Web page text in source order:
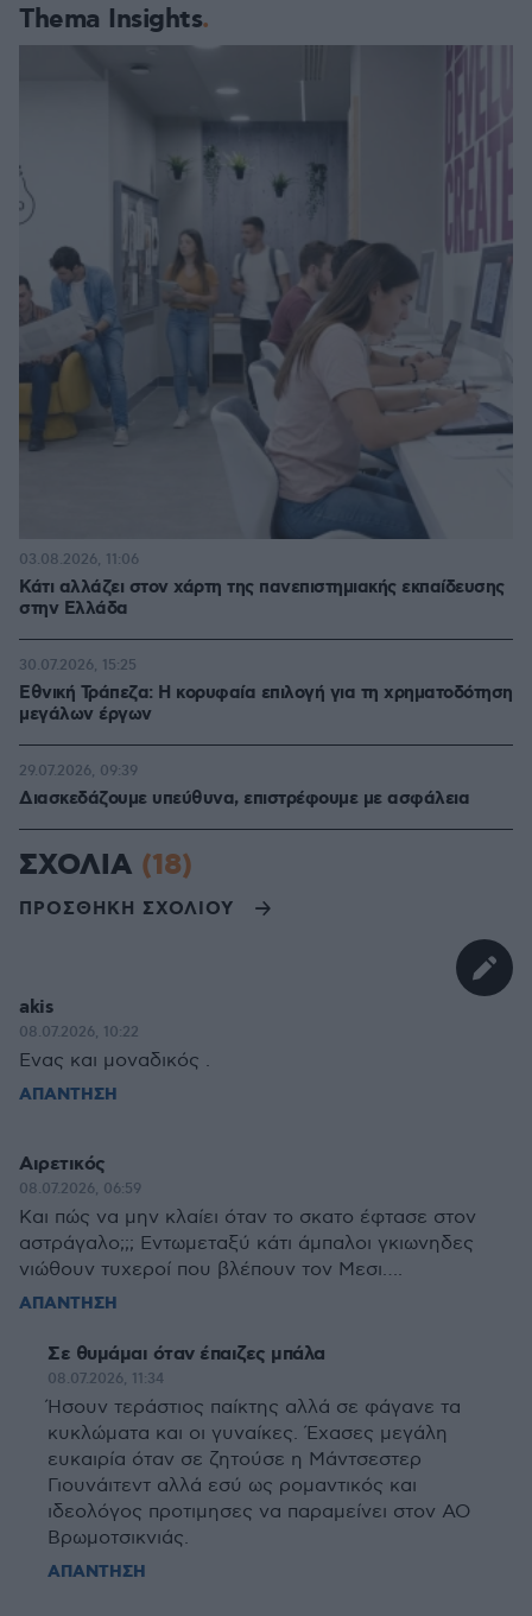
Thema Insights
Κάτι αλλάζει στον χάρτη της πανεπιστημιακής εκπαίδευσης
στην Ελλάδα
03.08.2026, 11:06
Εθνική Τράπεζα: Η κορυφαία επιλογή για τη χρηματοδότηση
μεγάλων έργων
30.07.2026, 15:25
Διασκεδάζουμε υπεύθυνα, επιστρέφουμε με ασφάλεια
29.07.2026, 09:39
ΣΧΟΛΙΑ (18)
ΠΡΟΣΘΗΚΗ ΣΧΟΛΙΟΥ
akis
08.07.2026, 10:22
Ενας και μοναδικός .
ΑΠΑΝΤΗΣΗ
Αιρετικός
08.07.2026, 06:59
Και πώς να μην κλαίει όταν το σκατο έφτασε στον
αστράγαλο;;; Εντωμεταξύ κάτι άμπαλοι γκιωνηδες
νιώθουν τυχεροί που βλέπουν τον Μεσι….
ΑΠΑΝΤΗΣΗ
Σε θυμάμαι όταν έπαιζες μπάλα
08.07.2026, 11:34
Ήσουν τεράστιος παίκτης αλλά σε φάγανε τα
κυκλώματα και οι γυναίκες. Έχασες μεγάλη
ευκαιρία όταν σε ζητούσε η Μάντσεστερ
Γιουνάιτεντ αλλά εσύ ως ρομαντικός και
ιδεολόγος προτιμησες να παραμείνει στον ΑΟ
Βρωμοτσικνιάς.
ΑΠΑΝΤΗΣΗ